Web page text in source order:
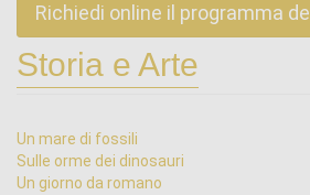
Richiedi online il programma
Storia e Arte
Un mare di fossili
Sulle orme dei dinosauri
Un giorno da romano